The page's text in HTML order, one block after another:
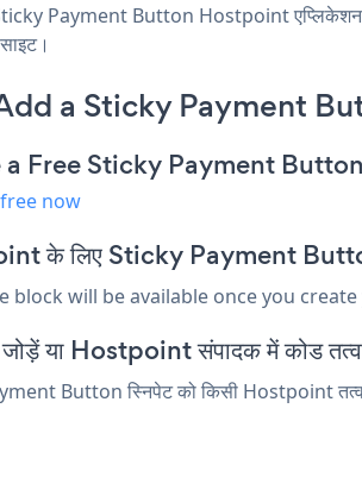
Payment Button Hostpoint एप्लिकेशन
a Sticky Payment
a Free Sticky Payment
now
के लिए Sticky Payment Button
block will be available once you
या Hostpoint संपादक में कोड
Button स्निपेट को किसी Hostpoint